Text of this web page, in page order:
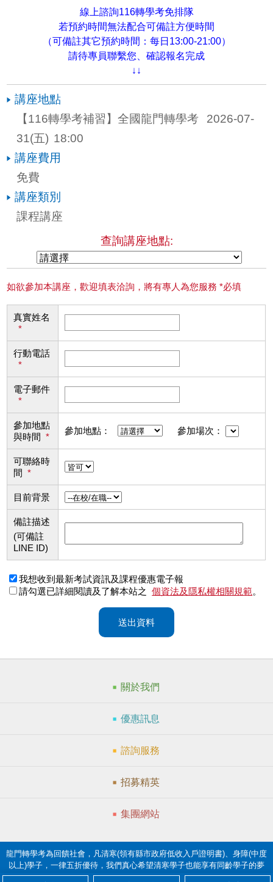
線上諮詢116轉學考免排隊
若預約時間無法配合可備註方便時間
（可備註其它預約時間：每日13:00-21:00）
請待專員聯繫您、確認報名完成
↓↓
講座地點
【116轉學考補習】全國龍門轉學考
2026-07-
31(五) 18:00
講座費用
免費
講座類別
課程講座
查詢講座地點:
如欲參加本講座，歡迎填表洽詢，將有專人為您服務 *必填
真實姓名
*
行動電話
*
電子郵件
*
參加地點
與時間 *
參加地點： 參加場次：
可聯絡時
間 *
目前背景
備註描述
(可備註
LINE ID)
我想收到最新考試資訊及課程優惠電子報
請勾選已詳細閱讀及了解本站之
個資法及隱私權相關規範。
送出資料
關於我們
優惠訊息
諮詢服務
招募精英
集團網站
龍門轉學考為回饋社會，凡清寒(領有縣市政府低收入戶證明書)、身障(中度
以上)學子，一律五折優待，我們真心希望清寒學子也能享有同齡學子的夢
想。